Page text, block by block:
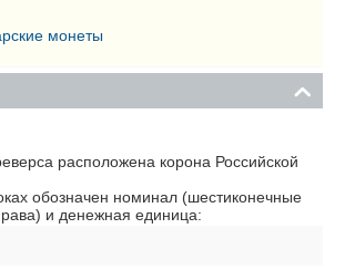
монеты
расположена корона Российской
обозначен номинал (шестиконечные
и денежная единица: